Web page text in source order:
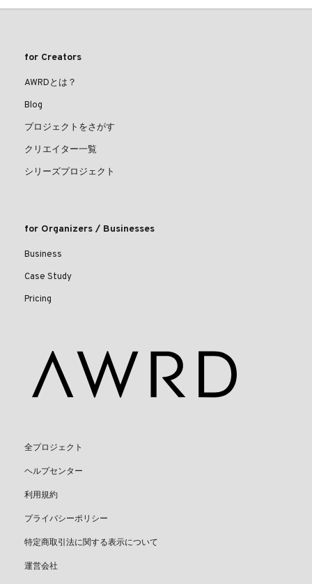
for Creators
AWRDとは？
Blog
プロジェクトをさがす
クリエイター一覧
シリーズプロジェクト
for Organizers / Businesses
Business
Case Study
Pricing
全プロジェクト
ヘルプセンター
利用規約
プライバシーポリシー
特定商取引法に関する表示について
運営会社